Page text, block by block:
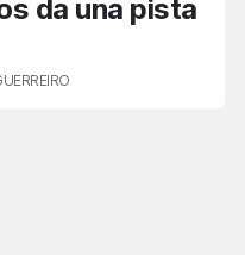
da una pista